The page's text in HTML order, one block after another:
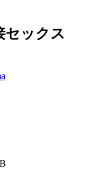
セックス